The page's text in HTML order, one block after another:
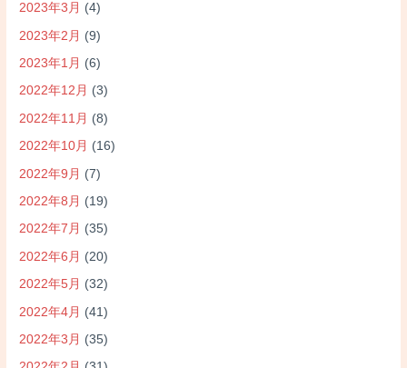
2023年3月 (4)
2023年2月 (9)
2023年1月 (6)
2022年12月 (3)
2022年11月 (8)
2022年10月 (16)
2022年9月 (7)
2022年8月 (19)
2022年7月 (35)
2022年6月 (20)
2022年5月 (32)
2022年4月 (41)
2022年3月 (35)